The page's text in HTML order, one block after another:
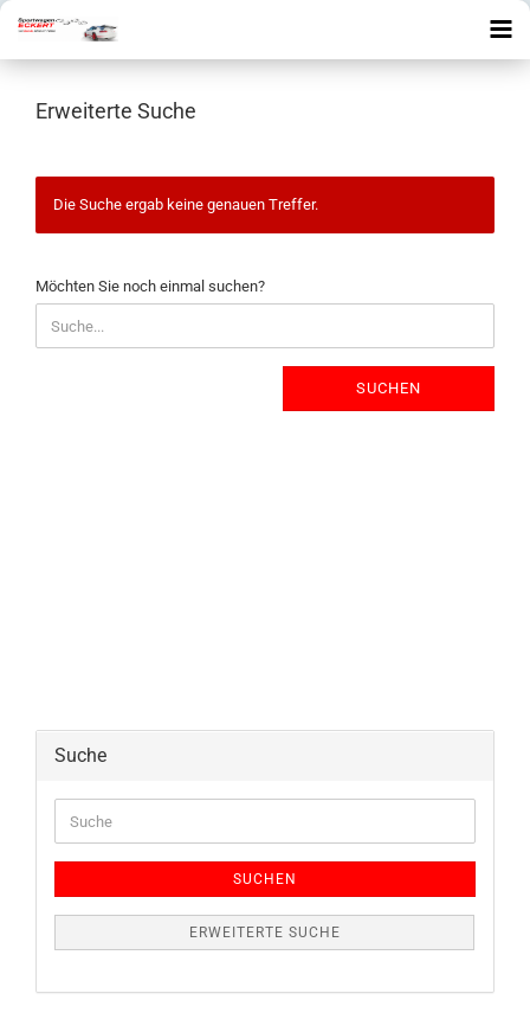
Erweiterte Suche
Die Suche ergab keine genauen Treffer.
MÖCHTEN
SIE
NOCH
EINMAL
Möchten Sie noch einmal suchen?
SUCHEN
Suche
SUCHEN
ERWEITERTE SUCHE